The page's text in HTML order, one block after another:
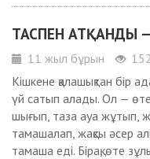
ТАСПЕН АТҚАНДЫ
11 жыл бұрын
Кішкене қалашықтан бір
үй сатып алады. Ол —
шығып, таза ауа жұтып,
тамашалап, жақсы әсер
тамаша еді. Бірақ, өте